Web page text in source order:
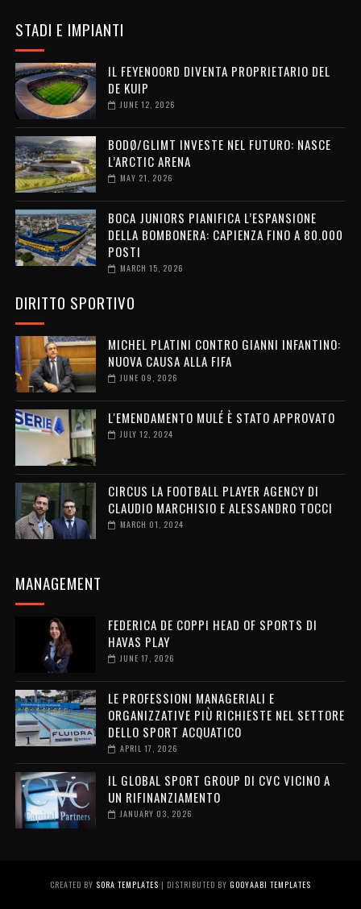
STADI E IMPIANTI
IL FEYENOORD DIVENTA PROPRIETARIO DEL
DE KUIP
JUNE 12, 2026
BODØ/GLIMT INVESTE NEL FUTURO: NASCE
L’ARCTIC ARENA
MAY 21, 2026
BOCA JUNIORS PIANIFICA L’ESPANSIONE
DELLA BOMBONERA: CAPIENZA FINO A 80.000
POSTI
MARCH 15, 2026
DIRITTO SPORTIVO
MICHEL PLATINI CONTRO GIANNI INFANTINO:
NUOVA CAUSA ALLA FIFA
JUNE 09, 2026
L'EMENDAMENTO MULÉ È STATO APPROVATO
JULY 12, 2024
CIRCUS LA FOOTBALL PLAYER AGENCY DI
CLAUDIO MARCHISIO E ALESSANDRO TOCCI
MARCH 01, 2024
MANAGEMENT
FEDERICA DE COPPI HEAD OF SPORTS DI
HAVAS PLAY
JUNE 17, 2026
LE PROFESSIONI MANAGERIALI E
ORGANIZZATIVE PIÙ RICHIESTE NEL SETTORE
DELLO SPORT ACQUATICO
APRIL 17, 2026
IL GLOBAL SPORT GROUP DI CVC VICINO A
UN RIFINANZIAMENTO
JANUARY 03, 2026
CREATED BY SORA TEMPLATES | DISTRIBUTED BY GOOYAABI TEMPLATES